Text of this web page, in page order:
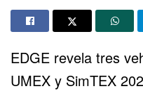
EDGE revela tres
UMEX y SimTEX